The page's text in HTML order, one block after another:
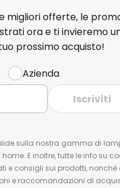
offerte, le
ora e ti invieremo
prossimo acquisto!
Azienda
Iscriviti
sulla nostra gamma di
E inoltre, tutte le info su
e consigli sui prodotti,
e raccomandazioni di